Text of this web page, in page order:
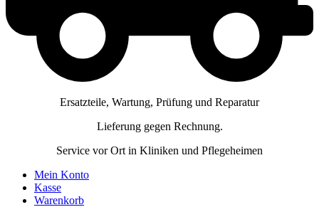
Ersatzteile, Wartung, Prüfung und Reparatur
Lieferung gegen Rechnung.
Service vor Ort in Kliniken und Pflegeheimen
Mein Konto
Kasse
Warenkorb